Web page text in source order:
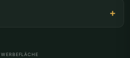
WERBEFLÄCHE